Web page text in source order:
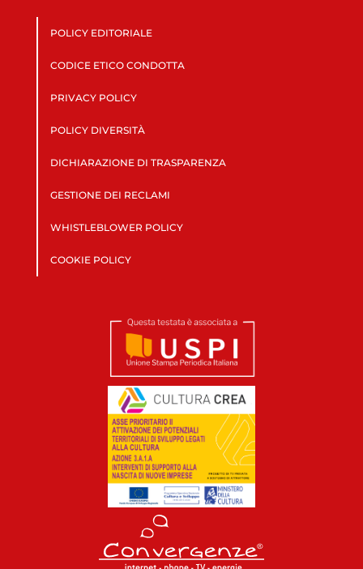
POLICY EDITORIALE
CODICE ETICO CONDOTTA
PRIVACY POLICY
POLICY DIVERSITÀ
DICHIARAZIONE DI TRASPARENZA
GESTIONE DEI RECLAMI
WHISTLEBLOWER POLICY
COOKIE POLICY